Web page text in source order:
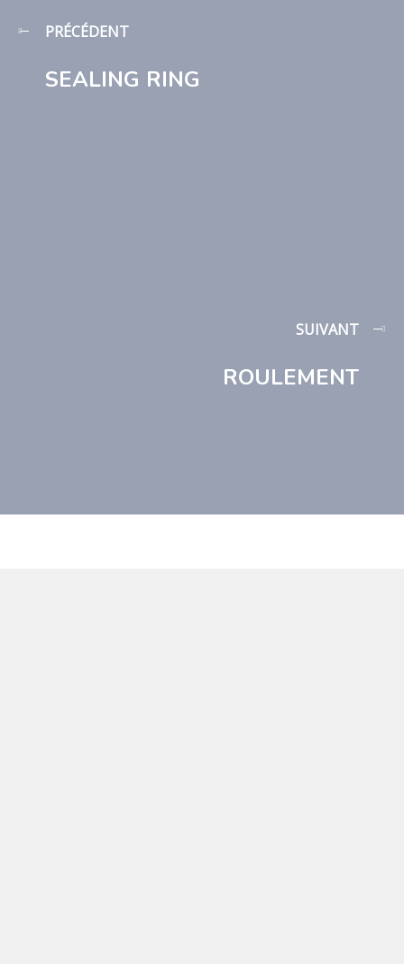
PRÉCÉDENT
SEALING RING
SUIVANT
ROULEMENT